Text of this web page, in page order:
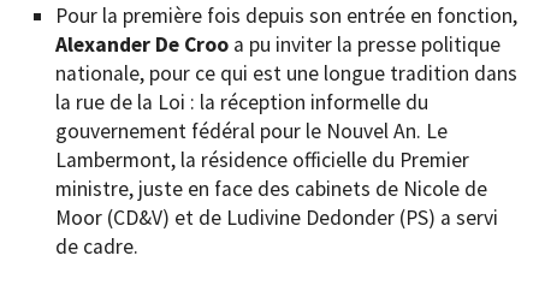
Pour la première fois depuis son entrée en fonction,
Alexander De Croo a pu inviter la presse politique
nationale, pour ce qui est une longue tradition dans
la rue de la Loi : la réception informelle du
gouvernement fédéral pour le Nouvel An. Le
Lambermont, la résidence officielle du Premier
ministre, juste en face des cabinets de Nicole de
Moor (CD&V) et de Ludivine Dedonder (PS) a servi
de cadre.